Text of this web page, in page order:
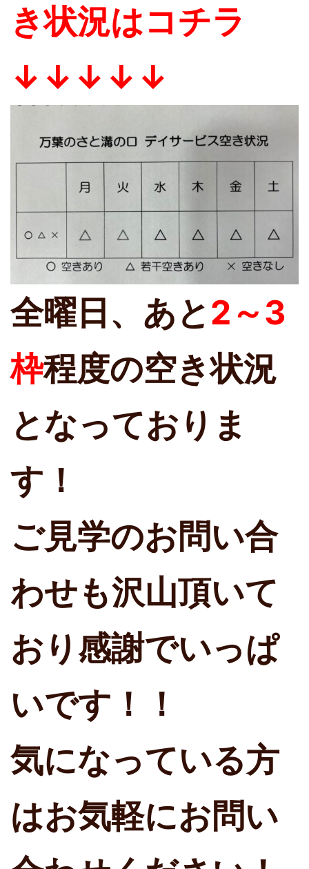
き状況はコチラ
↓↓↓↓↓
全曜日、あと2～3
枠程度の空き状況
となっておりま
す！
ご見学のお問い合
わせも沢山頂いて
おり感謝でいっぱ
いです！！
気になっている方
はお気軽にお問い